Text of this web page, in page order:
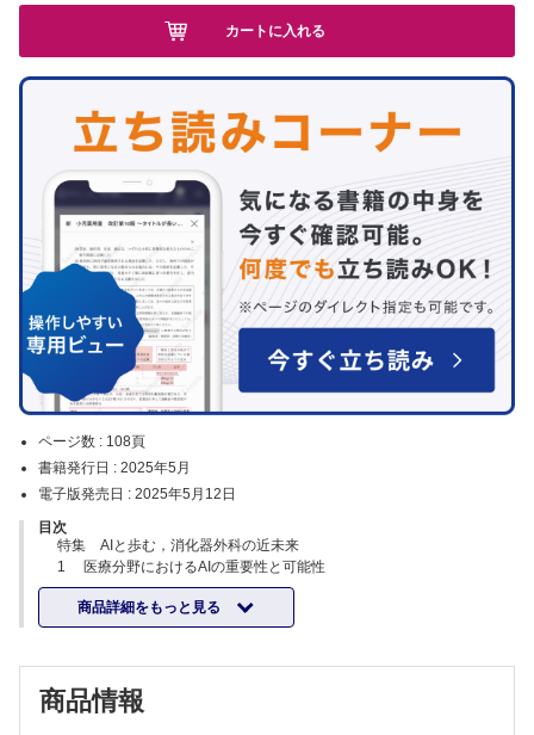
ページ数 : 108頁
書籍発行日 : 2025年5月
電子版発売日 : 2025年5月12日
目次
特集 AIと歩む，消化器外科の近未来
1 医療分野におけるAIの重要性と可能性
国立がん研究センター研究所医療AI研究開発分野 河野 伸次他
2 消化器外科領域におけるAI活用の現状と近未来像
大分大学医学部消化器・小児外科学講座 平下禎二郎他
4 AIを用いた術前画像解析・シミュレーション
大阪大学大学院医学系研究科外科学講座消化器外科学 浜部 敦史他
商品詳細をもっと見る
カートに入れる
商品情報